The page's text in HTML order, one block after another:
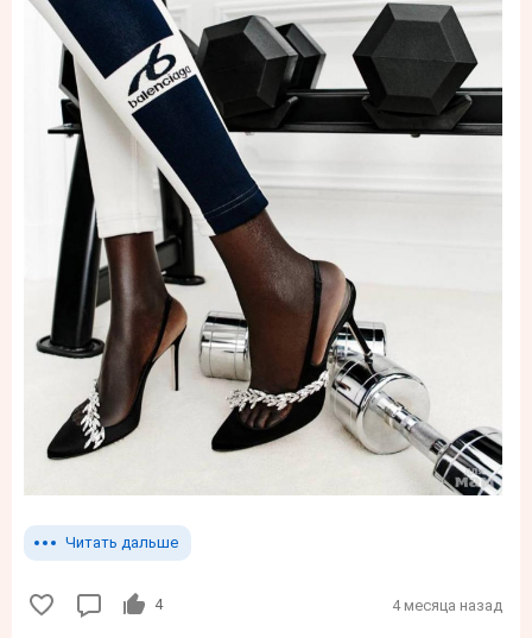
Читать дальше
4 4 месяца назад